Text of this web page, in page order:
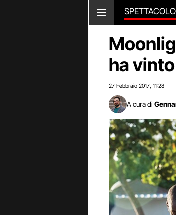
SPETTACOLO
ha
27 Febbraio 2017 11:28
A cura di